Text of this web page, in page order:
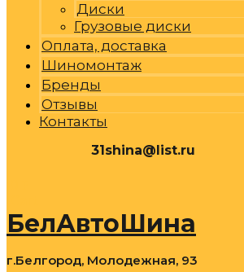
Диски
Грузовые диски
Оплата, доставка
Шиномонтаж
Бренды
Отзывы
Контакты
31shina@list.ru
БелАвтоШина
г.Белгород, Молодежная, 93